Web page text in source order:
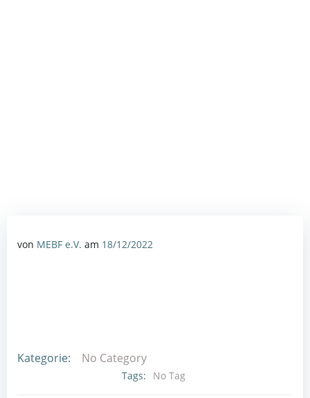
von MEBF e.V. am 18/12/2022
Kategorie: No Category
Tags: No Tag